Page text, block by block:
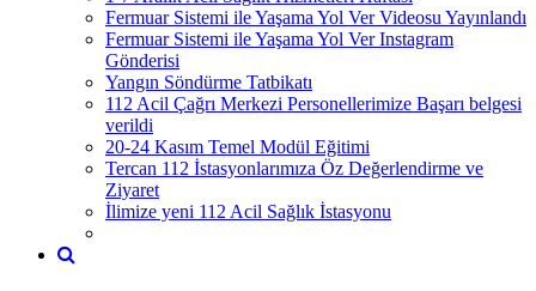
Fermuar Sistemi ile Yaşama Yol Ver Videosu Yayınlandı
Fermuar Sistemi ile Yaşama Yol Ver Instagram
Gönderisi
Yangın Söndürme Tatbikatı
112 Acil Çağrı Merkezi Personellerimize Başarı belgesi
verildi
20-24 Kasım Temel Modül Eğitimi
Tercan 112 İstasyonlarımıza Öz Değerlendirme ve
Ziyaret
İlimize yeni 112 Acil Sağlık İstasyonu